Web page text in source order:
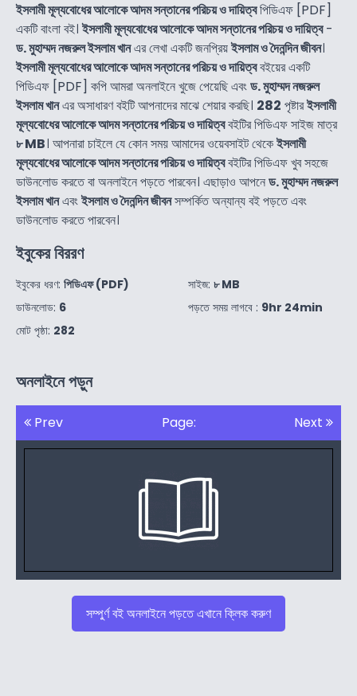
ইসলামী মূল্যবোধের আলোকে আদম সন্তানের পরিচয় ও দায়িত্বপিডিএফ [PDF]
একটি বাংলা বই। ইসলামী মূল্যবোধের আলোকে আদম সন্তানের পরিচয় ও দায়িত্ব-
ড. মুহাম্মদ নজরুল ইসলাম খানএর লেখা একটি জনপ্রিয়ইসলাম ও দৈনন্দিন জীবন।
ইসলামী মূল্যবোধের আলোকে আদম সন্তানের পরিচয় ও দায়িত্ববইয়ের একটি
পিডিএফ [PDF] কপি আমরা অনলাইনে খুজে পেয়েছি এবংড. মুহাম্মদ নজরুল
ইসলাম খানএর অসাধারণ বইটি আপনাদের মাঝে শেয়ার করছি। 282 পৃষ্টারইসলামী
মূল্যবোধের আলোকে আদম সন্তানের পরিচয় ও দায়িত্ববইটির পিডিএফ সাইজ মাত্র
৮ MB। আপনারা চাইলে যে কোন সময় আমাদের ওয়েবসাইট থেকেইসলামী
মূল্যবোধের আলোকে আদম সন্তানের পরিচয় ও দায়িত্ববইটির পিডিএফ খুব সহজে
ডাউনলোড করতে বা অনলাইনে পড়তে পারবেন। এছাড়াও আপনেড. মুহাম্মদ নজরুল
ইসলাম খানএবংইসলাম ও দৈনন্দিন জীবনসম্পর্কিত অন্যান্য বই পড়তে এবং
ডাউনলোড করতে পারবেন।
ইবুকের বিররণ
ইবুকের ধরণ: পিডিএফ (PDF)
ডাউনলোড: 6
মোট পৃষ্ঠা: 282
সাইজ: ৮ MB
পড়তে সময় লাগবে : 9hr 24min
অনলাইনে পড়ুন
Prev Page: Next
সম্পুর্ণ বই অনলাইনে পড়তে এখানে ক্লিক করুণ